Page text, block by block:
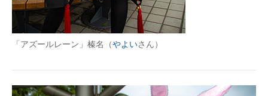
「アズールレーン」榛名（やよいさん）